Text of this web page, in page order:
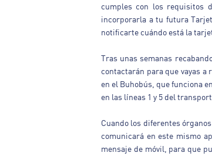
cumples con los requisitos
incorporarla a tu futura
notificarte cuándo está la
Tras unas semanas
contactarán para que vayas
en el Buhobús, que funciona
en las líneas 1 y 5 del
Cuando los diferentes
comunicará en este mismo
mensaje de móvil, para que